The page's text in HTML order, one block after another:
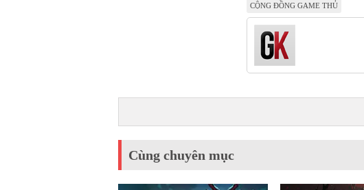
CỘNG ĐỒNG GAME THỦ
Cùng chuyên mục